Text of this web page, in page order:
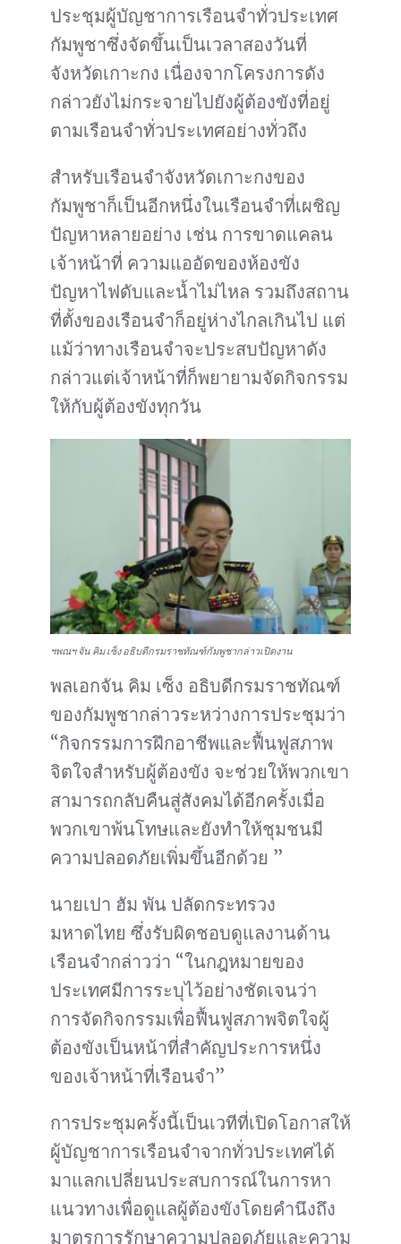
ประชุมผู้บัญชาการเรือนจำทั่วประเทศ
กัมพูชาซึ่งจัดขึ้นเป็นเวลาสองวันที่
จังหวัดเกาะกง เนื่องจากโครงการดัง
กล่าวยังไม่กระจายไปยังผู้ต้องขังที่อยู่
ตามเรือนจำทั่วประเทศอย่างทั่วถึง
สำหรับเรือนจำจังหวัดเกาะกงของ
กัมพูชาก็เป็นอีกหนึ่งในเรือนจำที่เผชิญ
ปัญหาหลายอย่าง เช่น การขาดแคลน
เจ้าหน้าที่ ความแออัดของห้องขัง
ปัญหาไฟดับและน้ำไม่ไหล รวมถึงสถาน
ที่ตั้งของเรือนจำก็อยู่ห่างไกลเกินไป แต่
แม้ว่าทางเรือนจำจะประสบปัญหาดัง
กล่าวแต่เจ้าหน้าที่ก็พยายามจัดกิจกรรม
ให้กับผู้ต้องขังทุกวัน
ฯพณฯ จัน คิม เซ็ง อธิบดีกรมราชทัณฑ์กัมพูชากล่าวเปิดงาน
พลเอกจัน คิม เซ็ง อธิบดีกรมราชทัณฑ์
ของกัมพูชากล่าวระหว่างการประชุมว่า
“กิจกรรมการฝึกอาชีพและฟื้นฟูสภาพ
จิตใจสำหรับผู้ต้องขัง จะช่วยให้พวกเขา
สามารถกลับคืนสู่สังคมได้อีกครั้งเมื่อ
พวกเขาพ้นโทษและยังทำให้ชุมชนมี
ความปลอดภัยเพิ่มขึ้นอีกด้วย ”
นายเปา ฮัม พัน ปลัดกระทรวง
มหาดไทย ซึ่งรับผิดชอบดูแลงานด้าน
เรือนจำกล่าวว่า “ในกฎหมายของ
ประเทศมีการระบุไว้อย่างชัดเจนว่า
การจัดกิจกรรมเพื่อฟื้นฟูสภาพจิตใจผู้
ต้องขังเป็นหน้าที่สำคัญประการหนึ่ง
ของเจ้าหน้าที่เรือนจำ”
การประชุมครั้งนี้เป็นเวทีที่เปิดโอกาสให้
ผู้บัญชาการเรือนจำจากทั่วประเทศได้
มาแลกเปลี่ยนประสบการณ์ในการหา
แนวทางเพื่อดูแลผู้ต้องขังโดยคำนึงถึง
มาตรการรักษาความปลอดภัยและความ